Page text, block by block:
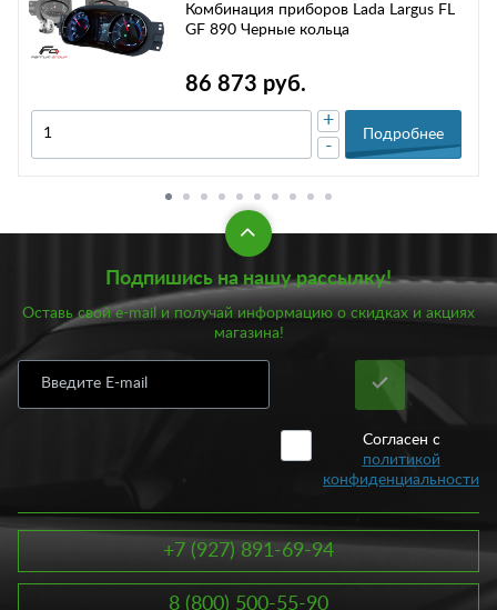
Комбинация приборов Lada Largus FL
GF 890 Черные кольца
86 873 руб.
-
+
Подробнее
Подпишись на нашу рассылку!
Оставь свой e-mail и получай информацию о скидках и акциях
магазина!
Согласен с
политикой
конфиденциальности
+7 (927) 891-69-94
8 (800) 500-55-90